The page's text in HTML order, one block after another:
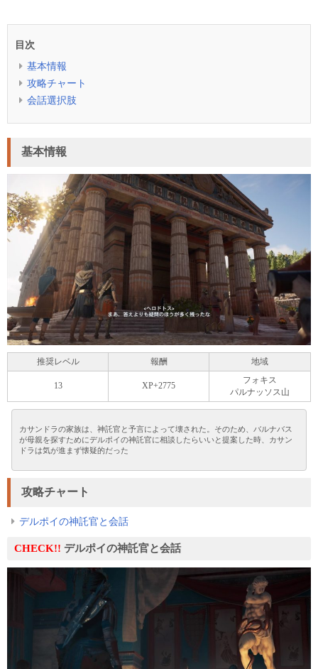
目次
基本情報
攻略チャート
会話選択肢
基本情報
推奨レベル 報酬 地域
13 XP+2775
フォキス
パルナッソス山
カサンドラの家族は、神託官と予言によって壊された。そのため、バルナバス
が母親を探すためにデルポイの神託官に相談したらいいと提案した時、カサン
ドラは気が進まず懐疑的だった
攻略チャート
デルポイの神託官と会話
CHECK!! デルポイの神託官と会話